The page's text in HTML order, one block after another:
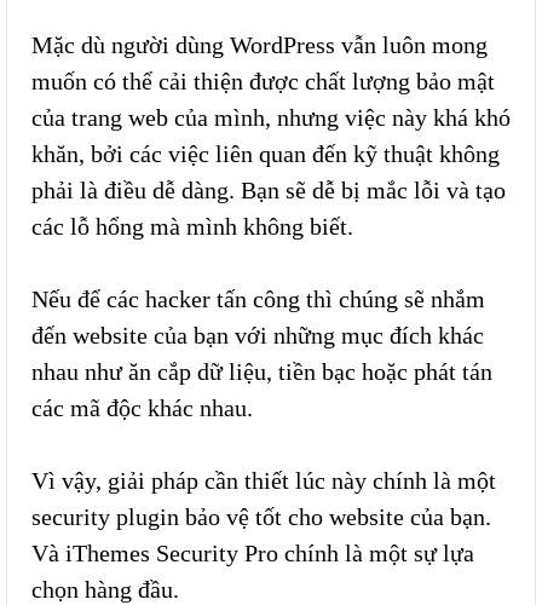
Mặc dù người dùng WordPress vẫn luôn mong
muốn có thể cải thiện được chất lượng bảo mật
của trang web của mình, nhưng việc này khá khó
khăn, bởi các việc liên quan đến kỹ thuật không
phải là điều dễ dàng. Bạn sẽ dễ bị mắc lỗi và tạo
các lỗ hổng mà mình không biết.
Nếu để các hacker tấn công thì chúng sẽ nhắm
đến website của bạn với những mục đích khác
nhau như ăn cắp dữ liệu, tiền bạc hoặc phát tán
các mã độc khác nhau.
Vì vậy, giải pháp cần thiết lúc này chính là một
security plugin bảo vệ tốt cho website của bạn.
Và iThemes Security Pro chính là một sự lựa
chọn hàng đầu.